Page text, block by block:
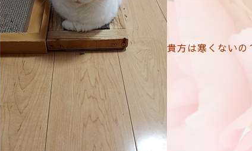
貴方は寒くないの